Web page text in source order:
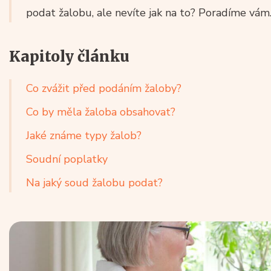
podat žalobu, ale nevíte jak na to? Poradíme vám.
Kapitoly článku
Co zvážit před podáním žaloby?
Co by měla žaloba obsahovat?
Jaké známe typy žalob?
Soudní poplatky
Na jaký soud žalobu podat?